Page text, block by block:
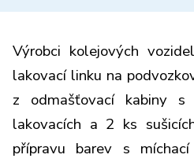
Výrobci kolejových
lakovací linku na
z odmašťovací kabiny
lakovacích a 2 ks
přípravu barev s